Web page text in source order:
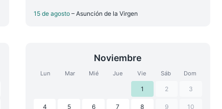
15 de agosto – Asunción de la Virgen
Noviembre
Lun Mar Mié Jue Vie Sáb Dom
1 2 3
4 5 6 7 8 9 10